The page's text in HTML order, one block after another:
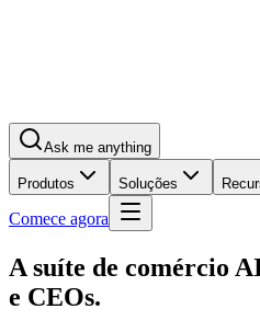
Ask me anything
Produtos Soluções
Comece agora
A suíte de comércio
e CEOs.